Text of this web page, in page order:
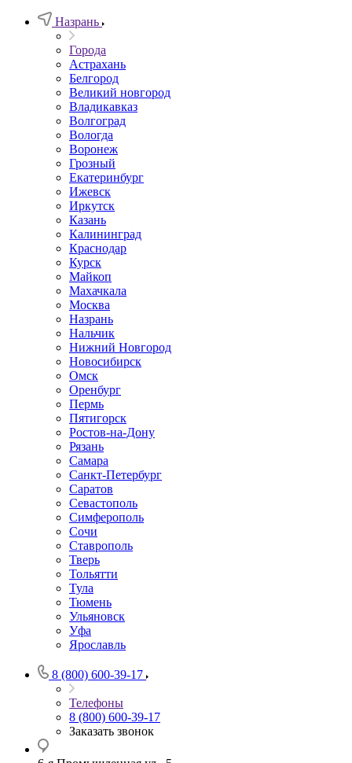
Назрань
Города
Астрахань
Белгород
Великий новгород
Владикавказ
Волгоград
Вологда
Воронеж
Грозный
Екатеринбург
Ижевск
Иркутск
Казань
Калининград
Краснодар
Курск
Майкоп
Махачкала
Москва
Назрань
Нальчик
Нижний Новгород
Новосибирск
Омск
Оренбург
Пермь
Пятигорск
Ростов-на-Дону
Рязань
Самара
Санкт-Петербург
Саратов
Севастополь
Симферополь
Сочи
Ставрополь
Тверь
Тольятти
Тула
Тюмень
Ульяновск
Уфа
Ярославль
8 (800) 600-39-17
Телефоны
8 (800) 600-39-17
Заказать звонок